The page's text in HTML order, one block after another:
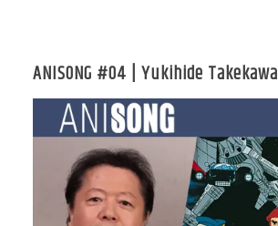
ANISONG #04 | Yukihide Takekawa